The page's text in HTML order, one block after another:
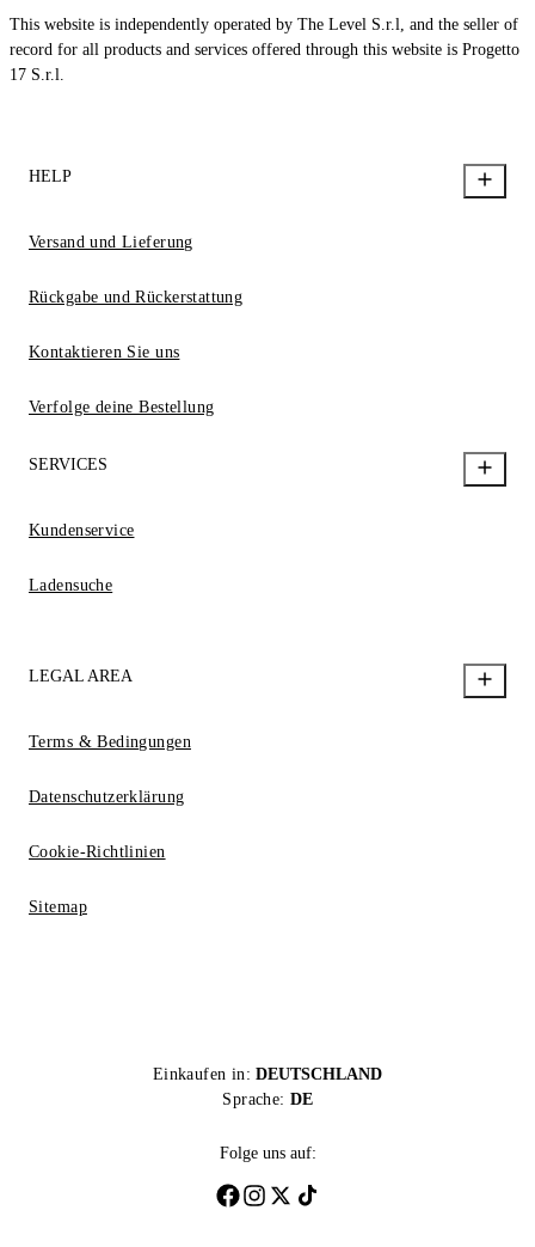
This website is independently operated by The Level S.r.l, and the seller of
record for all products and services offered through this website is Progetto
17 S.r.l.
HELP
Versand und Lieferung
Rückgabe und Rückerstattung
Kontaktieren Sie uns
Verfolge deine Bestellung
SERVICES
Kundenservice
Ladensuche
LEGAL AREA
Terms & Bedingungen
Datenschutzerklärung
Cookie-Richtlinien
Sitemap
Einkaufen in: DEUTSCHLAND
Sprache: DE
Folge uns auf: